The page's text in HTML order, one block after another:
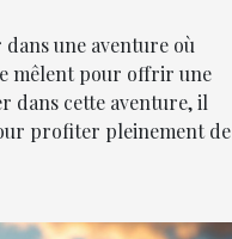
une aventure où
mêlent pour offrir une
dans cette aventure, il
profiter pleinement de